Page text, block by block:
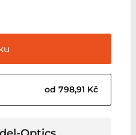
od 798,91 Kč